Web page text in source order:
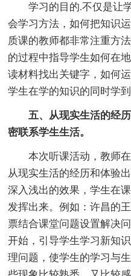
学习的目的.不仅是让学
会学习方法，如何把知识
质课的教师都非常注重方
的过程中指导学生如何在
读材料找出关键字，如何
学生在学的知识的同时学
五、从现实生活的经
密联系学生生活。
本次听课活动，教师在
从现实生活的经历和体验
深入浅出的效果，学生在
发挥出来。例如：许昌的
票结合课堂问题设置解决
开始，引导学生学习新知
理问题，使学生的学习与